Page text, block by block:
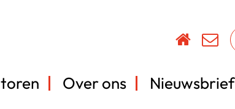
Over ons Nieuwsbrief